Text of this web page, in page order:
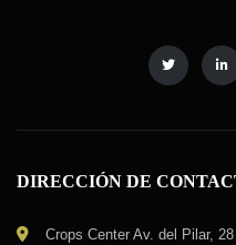
DIRECCIÓN DE
Crops Center Av. del Pilar,